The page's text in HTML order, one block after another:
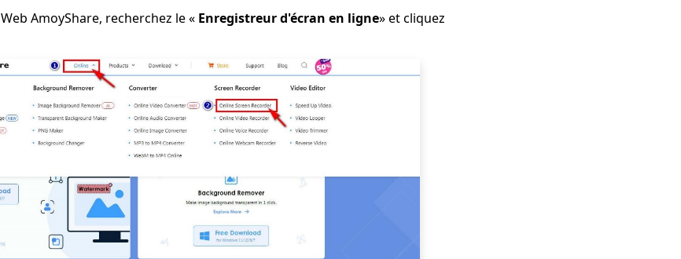
AmoyShare, recherchez le « Enregistreur d'écran en ligne» et cliquez